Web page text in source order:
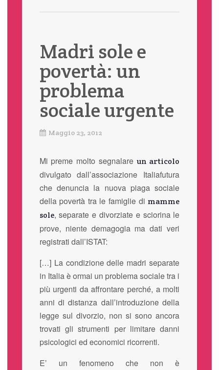
Madri sole e
povertà: un
problema
sociale urgente
Maggio 23, 2012
Mi preme molto segnalare un articolo
divulgato dall’associazione Italiafutura
che denuncia la nuova piaga sociale
della povertà tra le famiglie di mamme
sole, separate e divorziate e sciorina le
prove, niente demagogia ma dati veri
registrati dall’ISTAT:
[…] La condizione delle madri separate
in Italia è ormai un problema sociale tra i
più urgenti da affrontare perché, a molti
anni di distanza dall’introduzione della
legge sul divorzio, non si sono ancora
trovati gli strumenti per limitare danni
psicologici ed economici ricorrenti.
E’ un fenomeno che non è